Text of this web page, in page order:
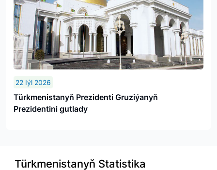
22 Iýl 2026
Türkmenistanyň Prezidenti Gruziýanyň
Prezidentini gutlady
Türkmenistanyň Statistika